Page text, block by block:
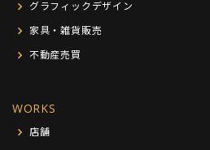
グラフィックデザイン
家具・雑貨販売
不動産売買
WORKS
店舗